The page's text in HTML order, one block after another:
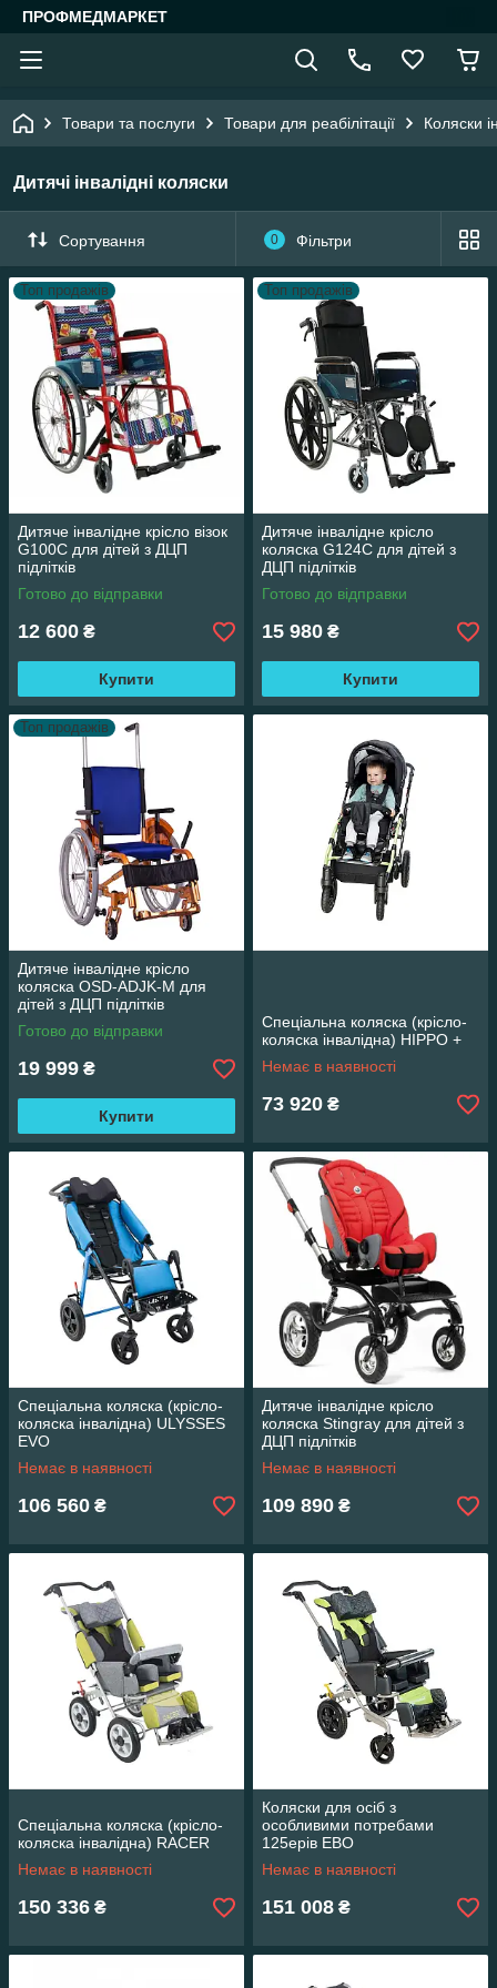
ПРОФМЕДМАРКЕТ
Товари та послуги Товари для реабілітації Коляски
Дитячі інвалідні коляски
Сортування 0 Фільтри
Топ продажів
Дитяче інвалідне крісло візок
G100C для дітей з ДЦП
підлітків
Готово до відправки
12 600 ₴
Купити
Топ продажів
Дитяче інвалідне крісло
коляска G124C для дітей з
ДЦП підлітків
Готово до відправки
15 980 ₴
Купити
Топ продажів
Дитяче інвалідне крісло
коляска OSD-ADJK-М для
дітей з ДЦП підлітків
Готово до відправки
19 999 ₴
Купити
Спеціальна коляска (крісло-
коляска інвалідна) HIPPO +
Немає в наявності
73 920 ₴
Спеціальна коляска (крісло-
коляска інвалідна) ULYSSES
EVO
Немає в наявності
106 560 ₴
Дитяче інвалідне крісло
коляска Stingray для дітей з
ДЦП підлітків
Немає в наявності
109 890 ₴
Спеціальна коляска (крісло-
коляска інвалідна) RACER
Немає в наявності
150 336 ₴
Коляски для осіб з
особливими потребами
125ерів ЕВО
Немає в наявності
151 008 ₴